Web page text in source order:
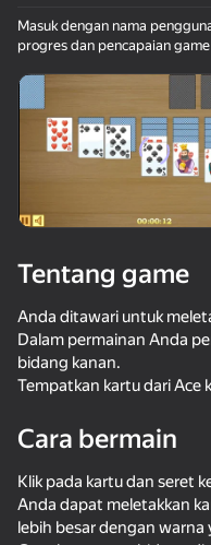
Game ini hanya
Solitaire Klondike - Deluxe
80
77
Masuk dengan nama
progres dan pencapaian
Tentang game
Anda ditawari untuk
Dalam permainan Anda
bidang kanan.
Tempatkan kartu dari Ace
Cara bermain
Klik pada kartu dan seret
Anda dapat meletakkan
lebih besar dengan warna